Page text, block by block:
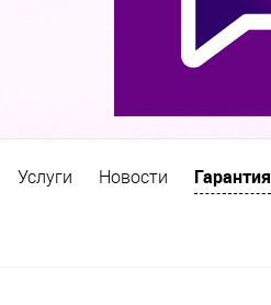
Услуги Новости Гарантия